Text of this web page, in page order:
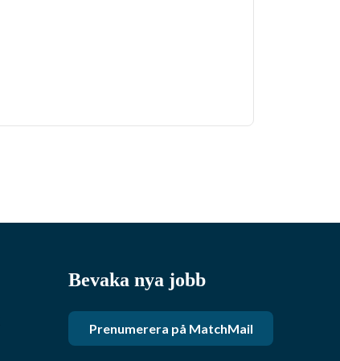
Bevaka nya jobb
Prenumerera på MatchMail